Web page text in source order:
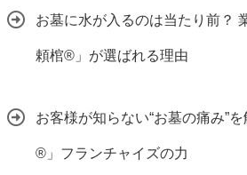
お墓に水が入るのは当たり前？
頼棺®」が選ばれる理由
お客様が知らない“お墓の痛み”
®」フランチャイズの力